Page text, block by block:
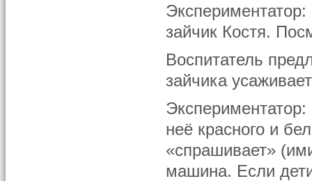
Экспериментатор:
зайчик Костя.
Воспитатель
зайчика
неё красного и
«спрашивает»
машина. Если